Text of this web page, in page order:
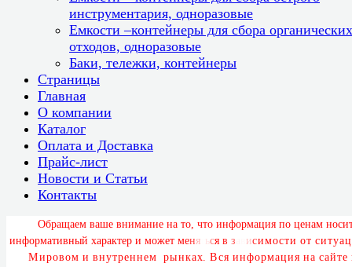
инструментария, одноразовые
Емкости –контейнеры для сбора органических
отходов, одноразовые
Баки, тележки, контейнеры
Страницы
Главная
О компании
Каталог
Оплата и Доставка
Прайс-лист
Новости и Статьи
Контакты
Обращаем ваше внимание на то, что информация по ценам носи
информативный характер и может меня т ься в з висимости от ситуац
Мировом и внутреннем рынках. Вся информация на сайте